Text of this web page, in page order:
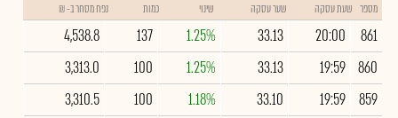
מספר שעת עסקה שער עסקה שינוי כמות נפח מסחר ב- ₪
861
20:00
33.13
1.25%
137
4,538.8
860
19:59
33.13
1.25%
100
3,313.0
859
19:59
33.10
1.18%
100
3,310.5